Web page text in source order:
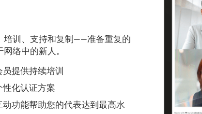
培训、支持和复制——准备重复的
络中的新人。
提供持续培训
化认证方案
功能帮助您的代表达到最高水